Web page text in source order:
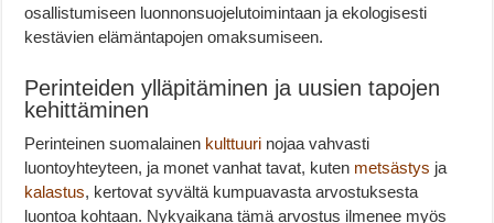
osallistumiseen luonnonsuojelutoimintaan ja ekologisesti
kestävien elämäntapojen omaksumiseen.
Perinteiden ylläpitäminen ja uusien tapojen
kehittäminen
Perinteinen suomalainen kulttuuri nojaa vahvasti
luontoyhteyteen, ja monet vanhat tavat, kuten metsästys ja
kalastus, kertovat syvältä kumpuavasta arvostuksesta
luontoa kohtaan. Nykyaikana tämä arvostus ilmenee myös